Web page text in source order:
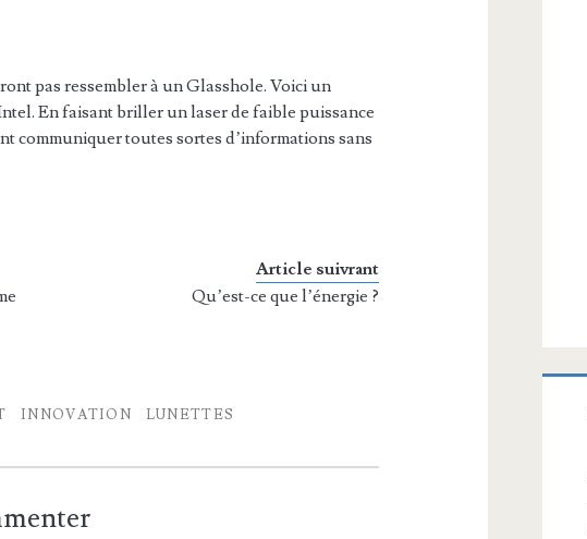
pas ressembler à un Glasshole. Voici un
En faisant briller un laser de faible puissance
communiquer toutes sortes d’informations sans
Article suivrant
Qu’est-ce que l’énergie ?
INNOVATION LUNETTES